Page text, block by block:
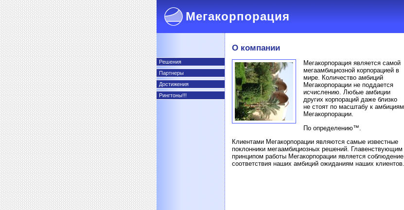
Мегакорпорация
О компании
Мегакорпорация является самой
мегаамбициозной корпорацией в
мире. Количество амбиций
Мегакорпорации не поддается
исчислению. Любые амбиции
других корпораций даже близко
не стоят по масштабу к амбициям
Мегакорпорации.
По определению™.
Клиентами Мегакорпорации являются самые известные
поклонники мегаамбициозных решений. Главенствующим
принципом работы Мегакорпорации является соблюдение
соответствия наших амбиций ожиданиям наших клиентов.
Решения
Партнеры
Достижения
Рингтоны!!!